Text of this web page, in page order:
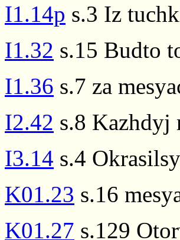
I1.14p s.3 Iz
I1.32 s.15 Budto
I1.36 s.7 za
I2.42 s.8 Kazhdyj
I3.14 s.4
K01.23 s.16
K01.27 s.129